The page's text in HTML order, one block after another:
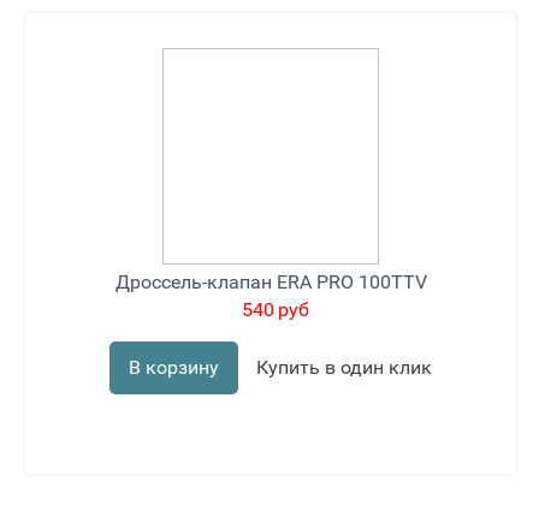
Дроссель-клапан ERA PRO 100TTV
540 руб
В корзину Купить в один клик